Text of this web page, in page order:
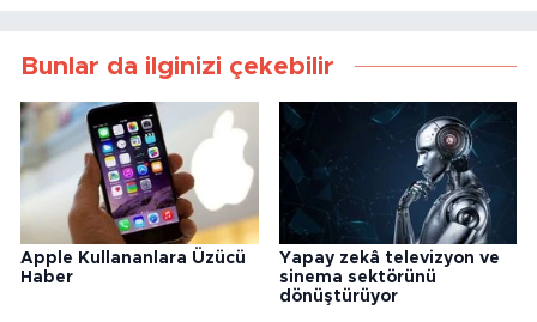
Bunlar da ilginizi çekebilir
Apple Kullananlara Üzücü
Haber
Yapay zekâ televizyon ve
sinema sektörünü
dönüştürüyor